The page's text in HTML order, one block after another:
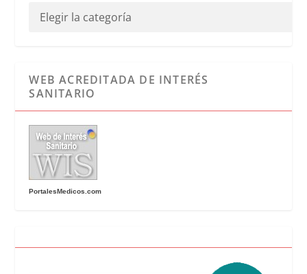
WEB ACREDITADA DE INTERÉS
SANITARIO
PortalesMedicos.com